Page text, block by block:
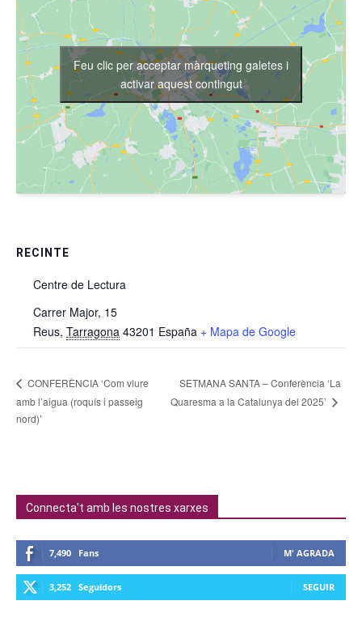
RECINTE
Centre de Lectura
Carrer Major, 15
Reus, Tarragona 43201 España + Mapa de Google
Feu clic per acceptar màrqueting galetes i
activar aquest contingut
CONFERÈNCIA ‘Com viure
amb l’aigua (roquís i passeig
nord)’
SETMANA SANTA – Conferència ‘La
Quaresma a la Catalunya del 2025’
Connecta't amb les nostres xarxes
7,490 Fans M' AGRADA
3,252 Seguidors SEGUIR